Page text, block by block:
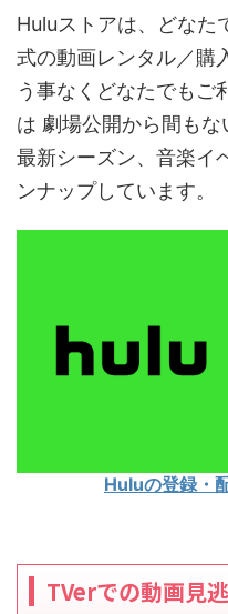
Huluストアは、どなた
式の動画レンタル／購
う事なくどなたでもご
は 劇場公開から間も
最新シーズン、音楽イ
ンナップしています。
Huluの登録・
TVerでの動画見